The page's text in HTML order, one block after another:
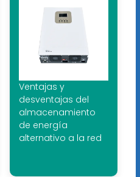
Ventajas y
desventajas del
almacenamiento
de energía
alternativo a la red